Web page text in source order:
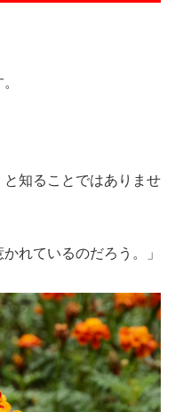
と知ることではありませ
れているのだろう。」